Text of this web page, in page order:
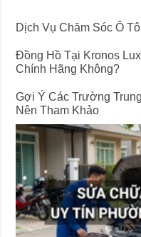
Dịch Vụ Chăm Sóc Ô
Đồng Hồ Tại Kronos
Chính Hãng Không?
Gợi Ý Các Trường
Nên Tham Khảo